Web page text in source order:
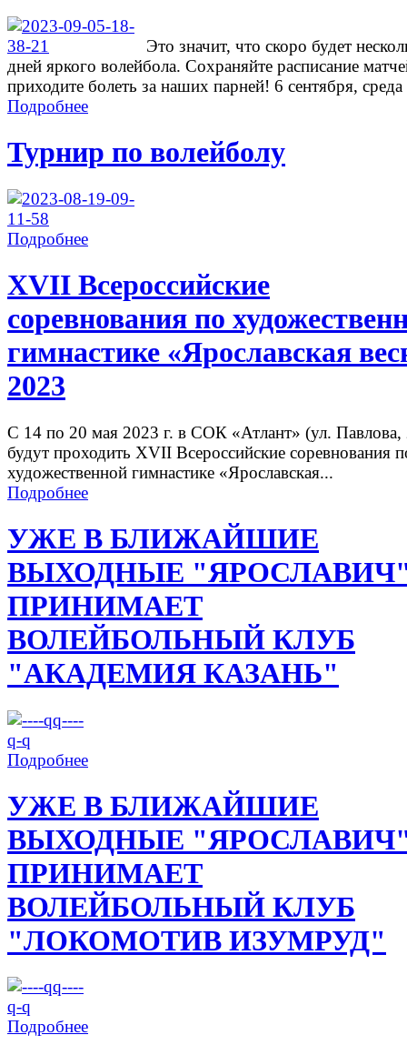
Это значит, что скоро будет
дней яркого волейбола. Сохраняйте расписание
приходите болеть за наших парней! 6 сентября, среда
Подробнее
Турнир по волейболу
Подробнее
ХVII Всероссийские
соревнования по
гимнастике «Ярославская
2023
С 14 по 20 мая 2023 г. в СОК «Атлант» (ул. Павлова,
будут проходить XVII Всероссийские соревнования
художественной гимнастике «Ярославская...
Подробнее
УЖЕ В БЛИЖАЙШИЕ
ВЫХОДНЫЕ
ПРИНИМАЕТ
ВОЛЕЙБОЛЬНЫЙ КЛУБ
"АКАДЕМИЯ КАЗАНЬ"
Подробнее
УЖЕ В БЛИЖАЙШИЕ
ВЫХОДНЫЕ
ПРИНИМАЕТ
ВОЛЕЙБОЛЬНЫЙ КЛУБ
"ЛОКОМОТИВ ИЗУМРУД"
Подробнее